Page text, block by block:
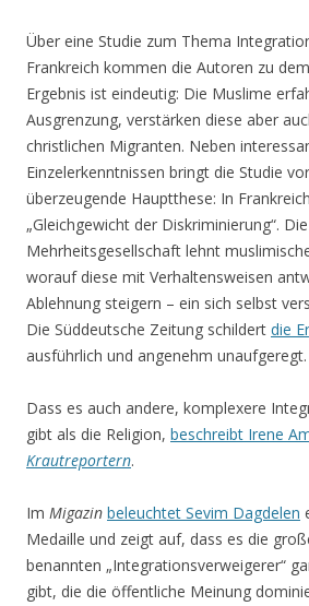
Über eine Studie zum Thema
Frankreich kommen die Autoren zu
Ergebnis ist eindeutig: Die Muslime
Ausgrenzung, verstärken diese aber
christlichen Migranten. Neben
Einzelerkenntnissen bringt die Studie
überzeugende Hauptthese: In
„Gleichgewicht der Diskriminierung“. Die
Mehrheitsgesellschaft lehnt
worauf diese mit Verhaltensweisen
Ablehnung steigern – ein sich selbst
Die Süddeutsche Zeitung schildert die
ausführlich und angenehm unaufgeregt.
Dass es auch andere, komplexere
gibt als die Religion, beschreibt Irene
Krautreportern.
Im Migazin beleuchtet Sevim Dagdelen
Medaille und zeigt auf, dass es die
benannten „Integrationsverweigerer“
gibt, die die öffentliche Meinung